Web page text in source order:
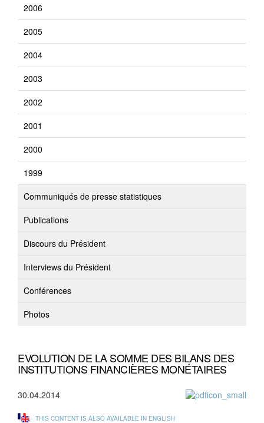
2006
2005
2004
2003
2002
2001
2000
1999
Communiqués de presse statistiques
Publications
Discours du Président
Interviews du Président
Conférences
Photos
EVOLUTION DE LA SOMME DES BILANS DES
INSTITUTIONS FINANCIÈRES MONÉTAIRES
30.04.2014
THIS CONTENT IS ALSO AVAILABLE IN ENGLISH